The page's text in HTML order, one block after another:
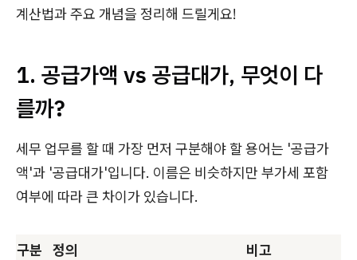
계산법과 주요 개념을 정리해 드릴게요!
1. 공급가액 vs 공급대가, 무엇이 다
를까?
세무 업무를 할 때 가장 먼저 구분해야 할 용어는 '공급가
액'과 '공급대가'입니다. 이름은 비슷하지만 부가세 포함
여부에 따라 큰 차이가 있습니다.
구분 정의 비고